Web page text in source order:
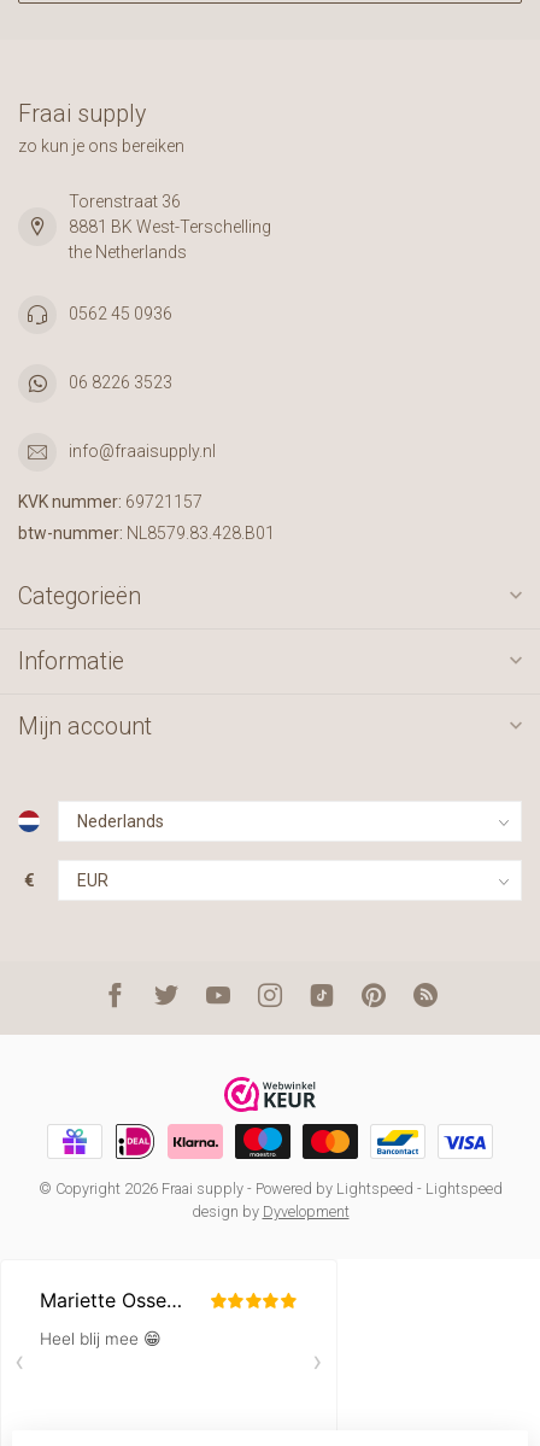
Fraai supply
zo kun je ons bereiken
Torenstraat 36
8881 BK West-Terschelling
the Netherlands
0562 45 0936
06 8226 3523
info@fraaisupply.nl
KVK nummer: 69721157
btw-nummer: NL8579.83.428.B01
Categorieën
Informatie
Mijn account
€
© Copyright 2026 Fraai supply- Powered by Lightspeed - Lightspeed
design by Dyvelopment